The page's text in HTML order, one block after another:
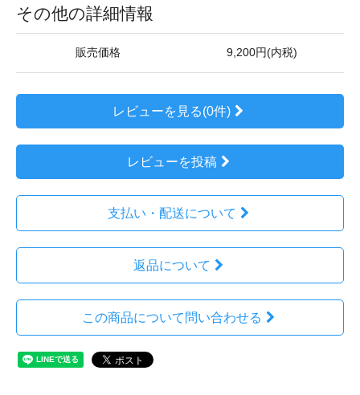
その他の詳細情報
販売価格 9,200円(内税)
レビューを見る(0件)
レビューを投稿
支払い・配送について
返品について
この商品について問い合わせる